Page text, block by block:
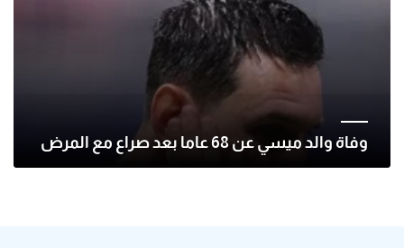
وفاة والد ميسي عن 68 عاما بعد صراع مع المرض